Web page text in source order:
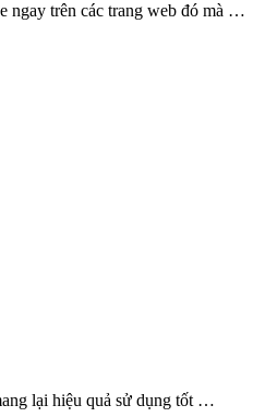
ngay trên các trang web đó mà …
lại hiệu quả sử dụng tốt …